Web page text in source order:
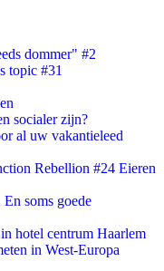
dommer" #2
topic #31
socialer zijn?
al uw vakantieleed
Rebellion #24 Eieren
soms goede
hotel centrum Haarlem
in West-Europa